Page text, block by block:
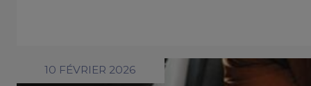
10 FÉVRIER 2026